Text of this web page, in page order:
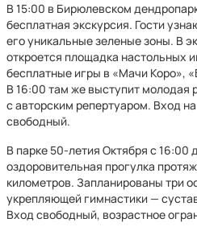
В 15:00 в Бирюлевском
бесплатная экскурсия. Гости
его уникальные зеленые зоны. В
откроется площадка настольных
бесплатные игры в «Мачи Коро»,
В 16:00 там же выступит молодая
с авторским репертуаром. Вход
свободный.
В парке 50-летия Октября с 16:00
оздоровительная прогулка
километров. Запланированы три
укрепляющей гимнастики —
Вход свободный, возрастное